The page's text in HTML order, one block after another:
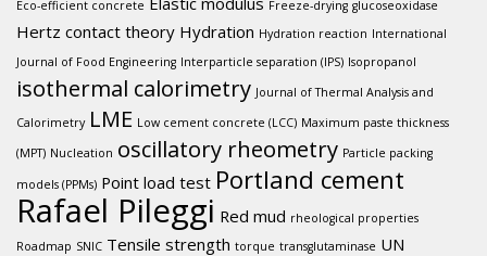
Eco-efficient concrete Freeze-drying glucoseoxidase
Hertz contact theory Hydration Hydration reaction International
Journal of Food Engineering Interparticle separation (IPS) Isopropanol
isothermal calorimetry Journal of Thermal Analysis and
Calorimetry LME Low cement concrete (LCC) Maximum paste thickness
(MPT) Nucleation oscillatory rheometry Particle packing
models (PPMs) Point load test Portland cement
Rafael Pileggi Red mud rheological properties
Roadmap SNIC Tensile strength torque transglutaminase UN